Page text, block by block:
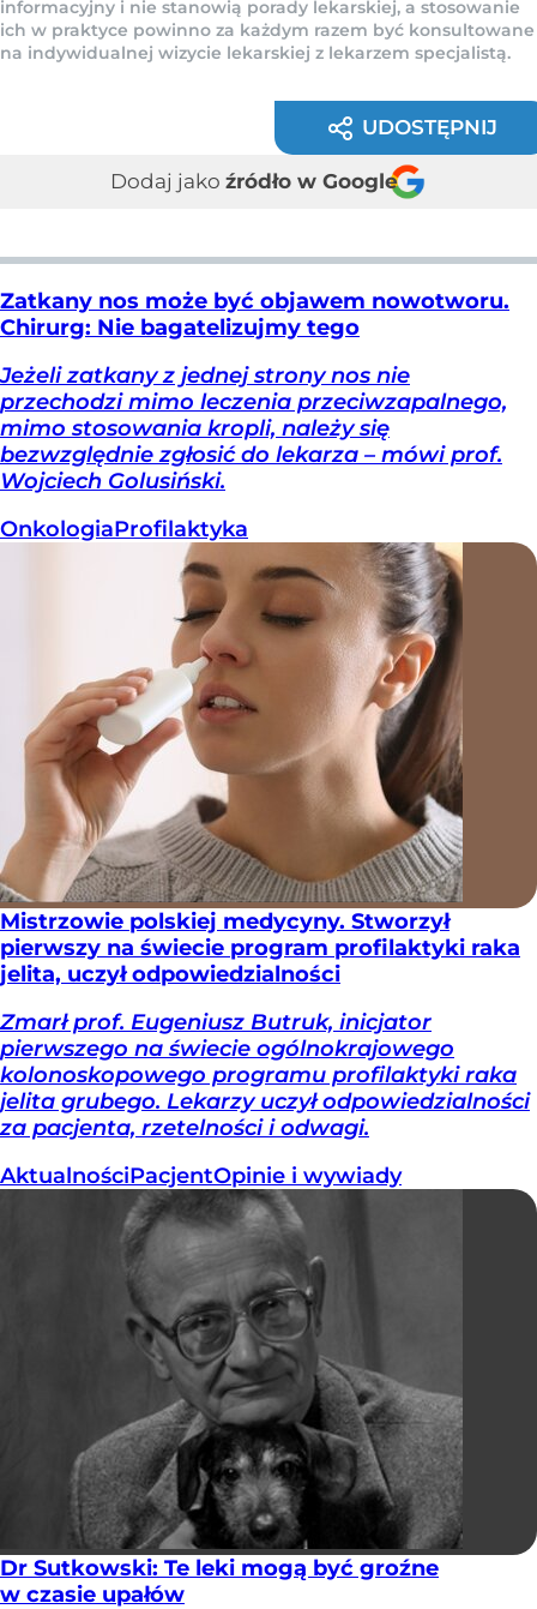
informacyjny i nie stanowią porady lekarskiej, a stosowanie
ich w praktyce powinno za każdym razem być konsultowane
na indywidualnej wizycie lekarskiej z lekarzem specjalistą.
UDOSTĘPNIJ
Dodaj jako źródło w Google
Zatkany nos może być objawem nowotworu.
Chirurg: Nie bagatelizujmy tego
Jeżeli zatkany z jednej strony nos nie
przechodzi mimo leczenia przeciwzapalnego,
mimo stosowania kropli, należy się
bezwzględnie zgłosić do lekarza – mówi prof.
Wojciech Golusiński.
OnkologiaProfilaktyka
Mistrzowie polskiej medycyny. Stworzył
pierwszy na świecie program profilaktyki raka
jelita, uczył odpowiedzialności
Zmarł prof. Eugeniusz Butruk, inicjator
pierwszego na świecie ogólnokrajowego
kolonoskopowego programu profilaktyki raka
jelita grubego. Lekarzy uczył odpowiedzialności
za pacjenta, rzetelności i odwagi.
AktualnościPacjentOpinie i wywiady
Dr Sutkowski: Te leki mogą być groźne
w czasie upałów